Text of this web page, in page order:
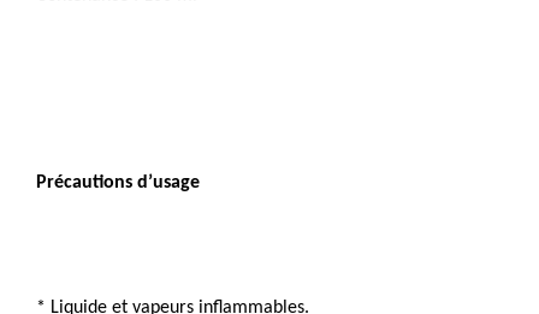
Précautions d’usage
* Liquide et vapeurs inflammables.